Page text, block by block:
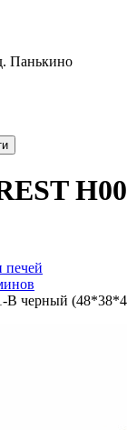
Панькино
печей
В черный